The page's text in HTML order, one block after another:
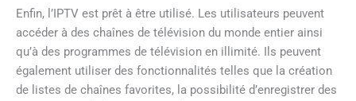
Enfin, l’IPTV est prêt à être utilisé. Les utilisateurs peuvent
accéder à des chaînes de télévision du monde entier ainsi
qu’à des programmes de télévision en illimité. Ils peuvent
également utiliser des fonctionnalités telles que la création
de listes de chaînes favorites, la possibilité d’enregistrer des